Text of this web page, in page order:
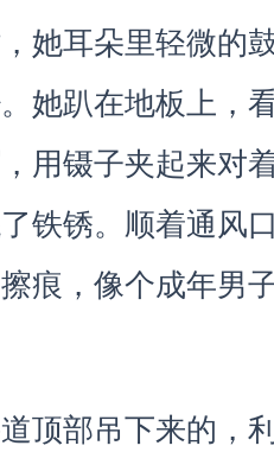
她耳朵里轻微的
她趴在地板上，
用镊子夹起来对
铁锈。顺着通风
痕，像个成年男
顶部吊下来的，